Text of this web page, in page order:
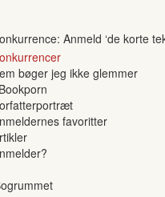
Anmeld ‘de korte
bøger jeg ikke glemmer
favoritter